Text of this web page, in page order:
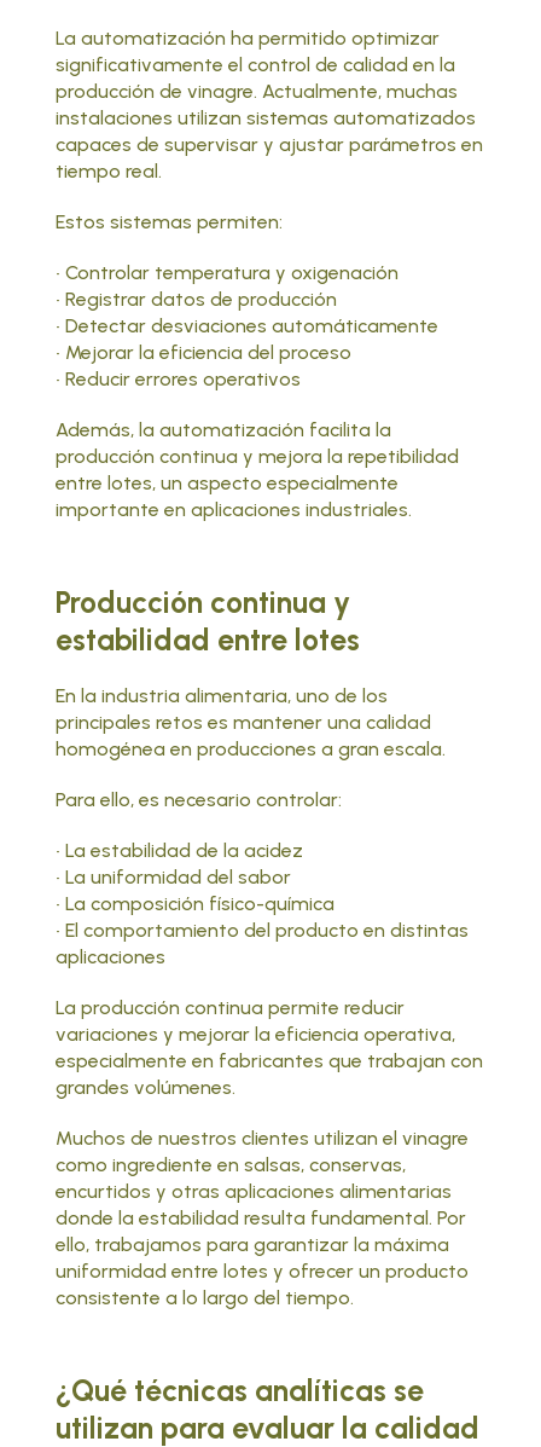
La automatización ha permitido optimizar
significativamente el control de calidad en la
producción de vinagre. Actualmente, muchas
instalaciones utilizan sistemas automatizados
capaces de supervisar y ajustar parámetros en
tiempo real.
Estos sistemas permiten:
• Controlar temperatura y oxigenación
• Registrar datos de producción
• Detectar desviaciones automáticamente
• Mejorar la eficiencia del proceso
• Reducir errores operativos
Además, la automatización facilita la
producción continua y mejora la repetibilidad
entre lotes, un aspecto especialmente
importante en aplicaciones industriales.
Producción continua y
estabilidad entre lotes
En la industria alimentaria, uno de los
principales retos es mantener una calidad
homogénea en producciones a gran escala.
Para ello, es necesario controlar:
• La estabilidad de la acidez
• La uniformidad del sabor
• La composición físico-química
• El comportamiento del producto en distintas
aplicaciones
La producción continua permite reducir
variaciones y mejorar la eficiencia operativa,
especialmente en fabricantes que trabajan con
grandes volúmenes.
Muchos de nuestros clientes utilizan el vinagre
como ingrediente ensalsas, conservas,
encurtidos y otras aplicaciones alimentarias
donde la estabilidad resulta fundamental. Por
ello, trabajamos para garantizar la máxima
uniformidad entre lotes y ofrecer un producto
consistente a lo largo del tiempo.
¿Qué técnicas analíticas se
utilizan para evaluar la calidad